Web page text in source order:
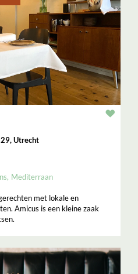
Utrecht
Mediterraan
met lokale en
Amicus is een kleine zaak